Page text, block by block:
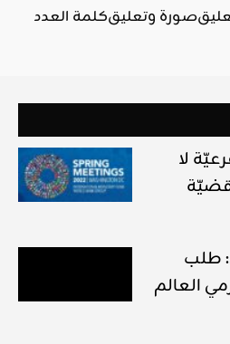
صورة وتعليقكلمة العدد
لا
طلب
العالم